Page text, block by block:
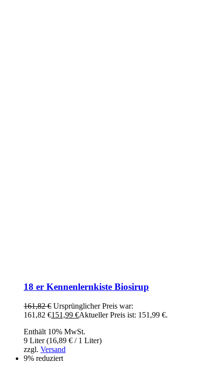
18 er Kennenlernkiste Biosirup
161,82€ Ursprünglicher Preis war:
161,82 €151,99 €Aktueller Preis ist: 151,99 €.
Enthält 10% MwSt.
9 Liter (16,89 € / 1 Liter)
zzgl. Versand
9% reduziert